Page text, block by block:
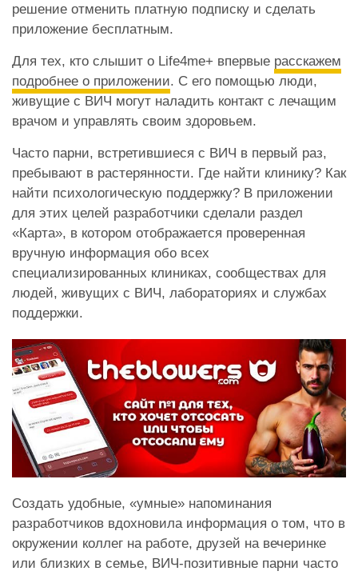
решение отменить платную подписку и сделать
приложение бесплатным.
Для тех, кто слышит о Life4me+ впервые расскажем
подробнее о приложении. С его помощью люди,
живущие с ВИЧ могут наладить контакт с лечащим
врачом и управлять своим здоровьем.
Часто парни, встретившиеся с ВИЧ в первый раз,
пребывают в растерянности. Где найти клинику? Как
найти психологическую поддержку? В приложении
для этих целей разработчики сделали раздел
«Карта», в котором отображается проверенная
вручную информация обо всех
специализированных клиниках, сообществах для
людей, живущих с ВИЧ, лабораториях и службах
поддержки.
Создать удобные, «умные» напоминания
разработчиков вдохновила информация о том, что в
окружении коллег на работе, друзей на вечеринке
или близких в семье, ВИЧ-позитивные парни часто